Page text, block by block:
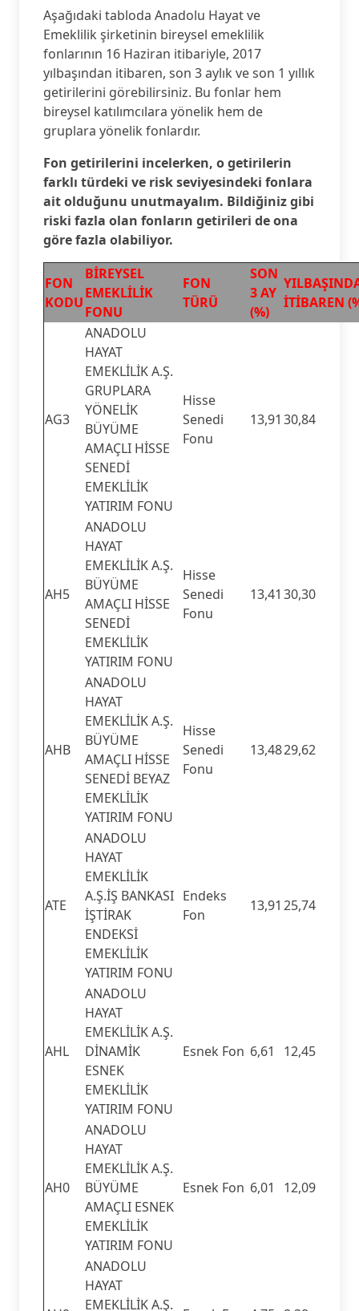
Aşağıdaki tabloda Anadolu Hayat ve
Emeklilik şirketinin bireysel emeklilik
fonlarının 16 Haziran itibariyle, 2017
yılbaşından itibaren, son 3 aylık ve son 1 yıllık
getirilerini görebilirsiniz. Bu fonlar hem
bireysel katılımcılara yönelik hem de
gruplara yönelik fonlardır.
Fon getirilerini incelerken, o getirilerin
farklı türdeki ve risk seviyesindeki fonlara
ait olduğunu unutmayalım. Bildiğiniz gibi
riski fazla olan fonların getirileri de ona
göre fazla olabiliyor.
FON
KODU
BİREYSEL
EMEKLİLİK
FONU
FON
TÜRÜ
SON
3 AY
(%)
İTİBAREN
AG3
ANADOLU
HAYAT
EMEKLİLİK A.Ş.
GRUPLARA
YÖNELİK
BÜYÜME
AMAÇLI HİSSE
SENEDİ
EMEKLİLİK
YATIRIM FONU
Hisse
Senedi
Fonu
13,91 30,84
AH5
ANADOLU
HAYAT
EMEKLİLİK A.Ş.
BÜYÜME
AMAÇLI HİSSE
SENEDİ
EMEKLİLİK
YATIRIM FONU
Hisse
Senedi
Fonu
13,41 30,30
AHB
ANADOLU
HAYAT
EMEKLİLİK A.Ş.
BÜYÜME
AMAÇLI HİSSE
SENEDİ BEYAZ
EMEKLİLİK
YATIRIM FONU
Hisse
Senedi
Fonu
13,4829,62
ATE
ANADOLU
HAYAT
EMEKLİLİK
A.Ş.İŞ BANKASI
İŞTİRAK
ENDEKSİ
EMEKLİLİK
YATIRIM FONU
Endeks
Fon
13,91 25,74
AHL
ANADOLU
HAYAT
EMEKLİLİK A.Ş.
DİNAMİK
ESNEK
EMEKLİLİK
YATIRIM FONU
Esnek Fon 6,61 12,45
AH0
ANADOLU
HAYAT
EMEKLİLİK A.Ş.
BÜYÜME
AMAÇLI ESNEK
EMEKLİLİK
YATIRIM FONU
Esnek Fon 6,01 12,09
ANADOLU
HAYAT
EMEKLİLİK A.Ş.